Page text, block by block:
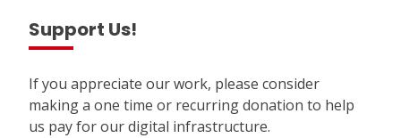
Support Us!
If you appreciate our work, please consider
making a one time or recurring donation to help
us pay for our digital infrastructure.